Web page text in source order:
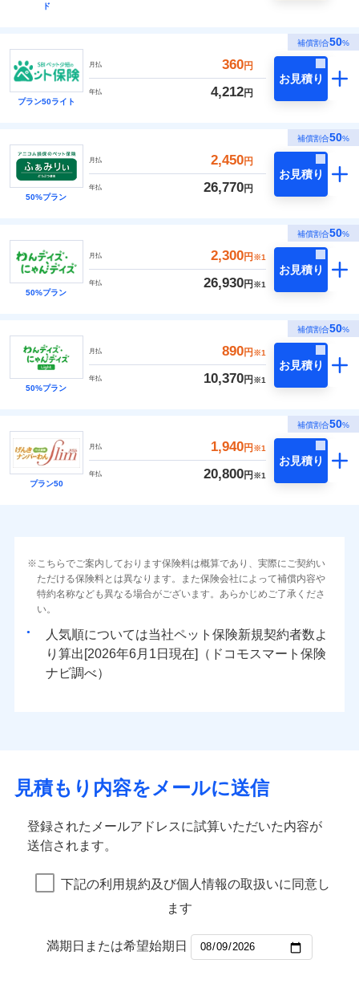
ド
補償割合50%
プラン50ライト
月払 360円
年払 4,212円
お見積り
補償割合50%
50%プラン
月払 2,450円
年払 26,770円
お見積り
補償割合50%
50%プラン
月払 2,300円 ※1
年払 26,930円 ※1
お見積り
補償割合50%
50%プラン
月払 890円 ※1
年払 10,370円 ※1
お見積り
補償割合50%
プラン50
月払 1,940円 ※1
年払 20,800円 ※1
お見積り
こちらでご案内しております保険料は概算であり、実際にご契約い
ただける保険料とは異なります。また保険会社によって補償内容や
特約名称なども異なる場合がございます。あらかじめご了承くださ
い。
人気順については当社
新規契約者数よ
り算出[
年 月
日現在]（ドコモスマート保険
ナビ調べ）
見積もり内容をメールに送信
登録されたメールアドレスに試算いただいた内容が
送信されます。
下記の利用規約及び個人情報の取扱いに同意し
ます
満期日または希望始期日